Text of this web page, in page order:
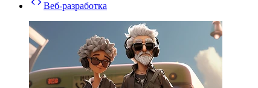
Веб-разработка